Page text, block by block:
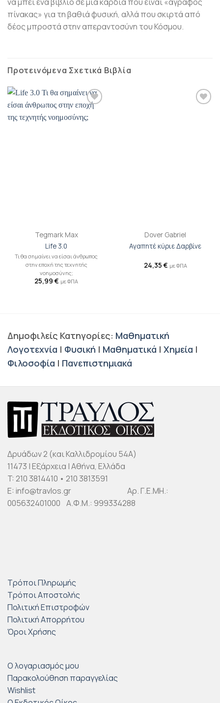
να μπει ένα βιβλίο σε μια καρδιά που είναι «άγραφος
πίνακας» για τη βαθιά φυσική, αλλά που σκιρτά από
δέος μπροστά στην απεραντοσύνη του Κόσμου.
Προτεινόμενα Σχετικά Βιβλία
Προσθήκη
βιβλίου
Tegmark Max
Life 3.0
Τι θα σημαίνει να είσαι άνθρωπος
στην εποχή της τεχνητής
νοημοσύνης;
25,99 € με ΦΠΑ
Dover Gabriel
Αγαπητέ κύριε Δαρβίνε
24,35 € με ΦΠΑ
Δημοφιλείς Κατηγορίες: Μαθηματική
Λογοτεχνία | Φυσική | Μαθηματικά | Χημεία |
Φιλοσοφία | Πανεπιστημιακά
Δρυάδων 2 (και Καλλιδρομίου 54Α)
11473 | Εξάρχεια | Αθήνα, Ελλάδα
T: 210 3814410 • 210 3813591
E: info@travlos.gr Αρ. Γ.Ε.ΜΗ.:
005632401000 Α.Φ.Μ.: 999334288
Τρόποι Πληρωμής
Τρόποι Αποστολής
Πολιτική Επιστροφών
Πολιτική Απορρήτου
Όροι Χρήσης
Ο λογαριασμός μου
Παρακολούθηση παραγγελίας
Wishlist